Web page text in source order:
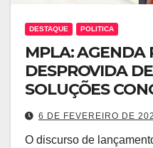
DESTAQUE POLITICA
MPLA: AGENDA
DESPROVIDA
SOLUÇÕES
MELHORAR A
ANGOLANOS –
6 DE FEVEREIRO DE
O discurso de